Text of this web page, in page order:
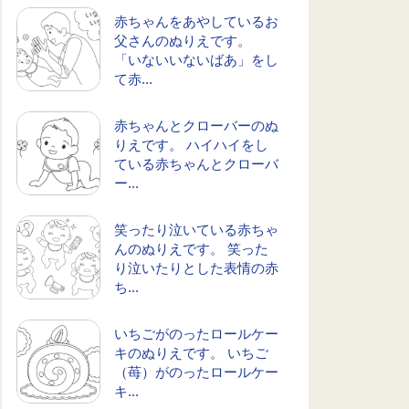
赤ちゃんをあやしているお
父さんのぬりえです。
「いないいないばあ」をし
て赤...
赤ちゃんとクローバーのぬ
りえです。 ハイハイをし
ている赤ちゃんとクローバ
ー...
笑ったり泣いている赤ちゃ
んのぬりえです。 笑った
り泣いたりとした表情の赤
ち...
いちごがのったロールケー
キのぬりえです。 いちご
（苺）がのったロールケー
キ...